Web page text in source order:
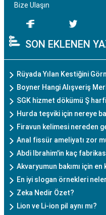
Bize Ulaşın
SON EKLENEN
Rüyada Yılan Kestiğini
Boyner Hangi Alışveriş
SGK hizmet dökümü Ş
Hurda teşviki için nereye
Firavun kelimesi nereden
Anal fissür ameliyatı zor
Abdi Ibrahim'in kaç
Akvaryumun bakımı için
En iyi slogan örnekleri
Zeka Nedir Özet?
Lion ve Li-ion pil aynı mı?